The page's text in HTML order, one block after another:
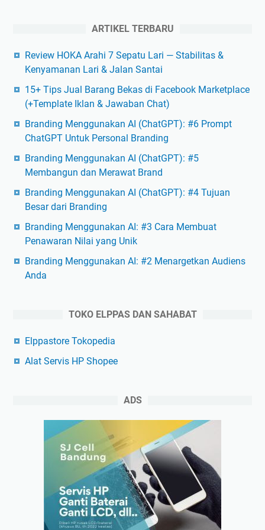
ARTIKEL TERBARU
Review HOKA Arahi 7 Sepatu Lari — Stabilitas &
Kenyamanan Lari & Jalan Santai
15+ Tips Jual Barang Bekas di Facebook Marketplace
(+Template Iklan & Jawaban Chat)
Branding Menggunakan AI (ChatGPT): #6 Prompt
ChatGPT Untuk Personal Branding
Branding Menggunakan AI (ChatGPT): #5
Membangun dan Merawat Brand
Branding Menggunakan AI (ChatGPT): #4 Tujuan
Besar dari Branding
Branding Menggunakan AI: #3 Cara Membuat
Penawaran Nilai yang Unik
Branding Menggunakan AI: #2 Menargetkan Audiens
Anda
TOKO ELPPAS DAN SAHABAT
Elppastore Tokopedia
Alat Servis HP Shopee
ADS